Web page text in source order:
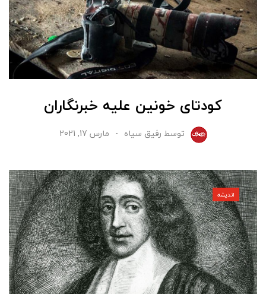
کودتای خونین علیه خبرنگاران
توسط رفیق سیاه مارس 17, 2021
اندیشه